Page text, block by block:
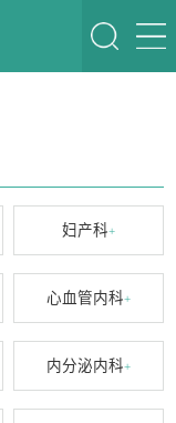
妇产科+
心血管内科+
内分泌内科+